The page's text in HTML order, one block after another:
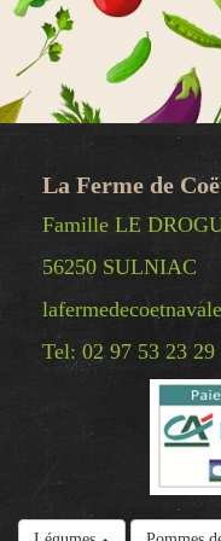
La Ferme de
Famille LE
56250 SULNIAC
Tel: 02 97 53 23 29
© Copyright 2025